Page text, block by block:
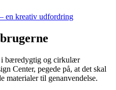
en kreativ udfordring
i bæredygtig og cirkulær
Center, pegede på, at det skal
materialer til genanvendelse.